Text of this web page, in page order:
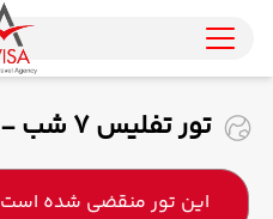
وارش )
این تور منقضی شده است